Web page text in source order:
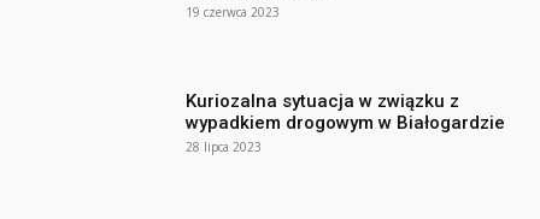
19 czerwca 2023
Kuriozalna sytuacja w związku z
wypadkiem drogowym w Białogardzie
28 lipca 2023